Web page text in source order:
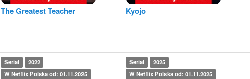
The Greatest Teacher Kyojo
Serial
2022
W Netflix Polska od: 01.11.2025
Serial
2025
W Netflix Polska od: 01.11.2025